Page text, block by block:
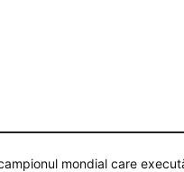
mondial care